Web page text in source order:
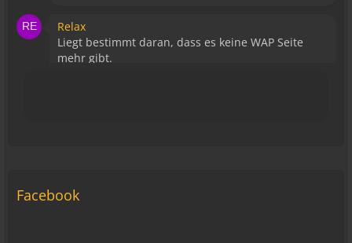
Relax
Liegt bestimmt daran, dass es keine WAP Seite
mehr gibt.
Michael Fricke
Facebook